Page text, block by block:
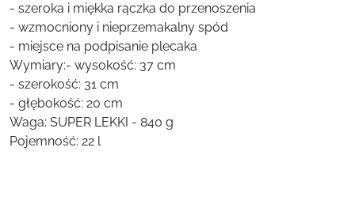
- szeroka i miękka rączka do przenoszenia
- wzmocniony i nieprzemakalny spód
- miejsce na podpisanie plecaka
Wymiary:- wysokość: 37 cm
- szerokość: 31 cm
- głębokość: 20 cm
Waga: SUPER LEKKI - 840 g
Pojemność: 22 l